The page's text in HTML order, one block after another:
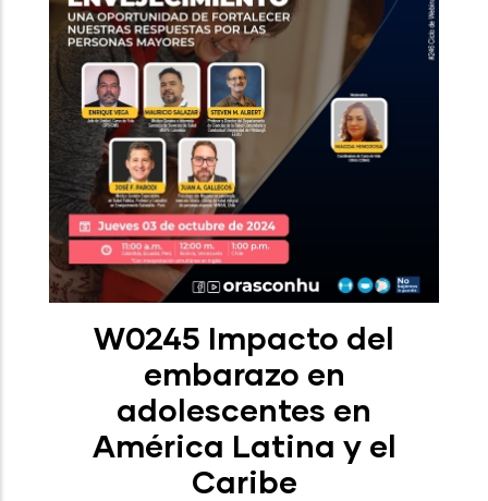
W0245 Impacto del
embarazo en
adolescentes en
América Latina y el
Caribe